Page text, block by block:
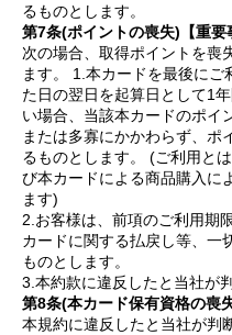
るものとします。
第7条(ポイントの喪失)【重要
次の場合、取得ポイントを喪
ます。 1.本カードを最後にご
た日の翌日を起算日として1
い場合、当該本カードのポイ
または多寡にかかわらず、ポ
るものとします。 (ご利用と
び本カードによる商品購入に
ます)
2.お客様は、前項のご利用期
カードに関する払戻し等、一
ものとします。
3.本約款に違反したと当社が
第8条(本カード保有資格の喪
本規約に違反したと当社が判